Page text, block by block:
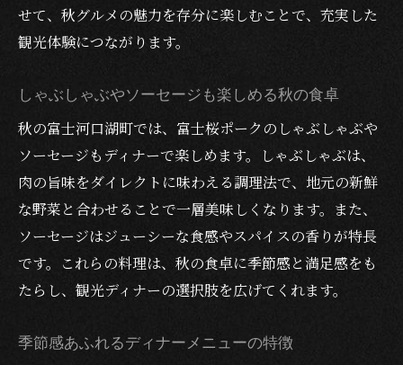
せて、秋グルメの魅力を存分に楽しむことで、充実した
観光体験につながります。
しゃぶしゃぶやソーセージも楽しめる秋の食卓
秋の富士河口湖町では、富士桜ポークのしゃぶしゃぶや
ソーセージもディナーで楽しめます。しゃぶしゃぶは、
肉の旨味をダイレクトに味わえる調理法で、地元の新鮮
な野菜と合わせることで一層美味しくなります。また、
ソーセージはジューシーな食感やスパイスの香りが特長
です。これらの料理は、秋の食卓に季節感と満足感をも
たらし、観光ディナーの選択肢を広げてくれます。
季節感あふれるディナーメニューの特徴